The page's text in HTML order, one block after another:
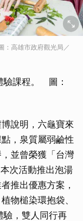
高雄市政府觀光局／
驗課程。 圖：
說明，六龜寶來
，泉質屬弱鹼性
並曾榮獲「台灣
次活動推出泡湯
推出優惠方案，
物槌染環抱袋、
驗，雙人同行再